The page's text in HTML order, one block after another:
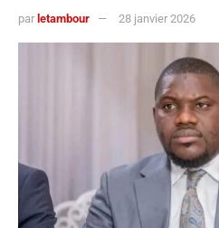
par letambour 28 janvier 2026